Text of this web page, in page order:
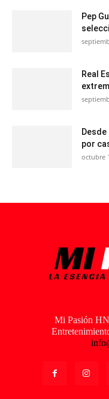
Pep
Real
por
octubre
Mi Pasión